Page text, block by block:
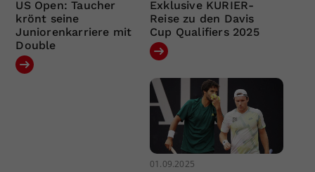
US Open: Taucher
krönt seine
Juniorenkarriere mit
Double
Exklusive KURIER-
Reise zu den Davis
Cup Qualifiers 2025
01.09.2025